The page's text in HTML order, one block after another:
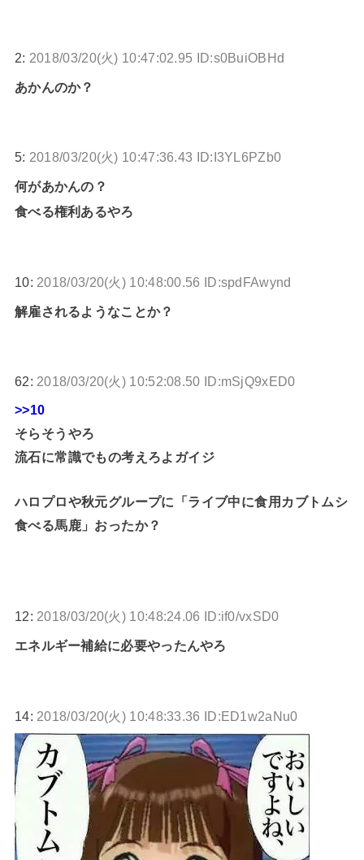
2: 2018/03/20(火) 10:47:02.95 ID:s0BuiOBHd
あかんのか？
5: 2018/03/20(火) 10:47:36.43 ID:I3YL6PZb0
何があかんの？
食べる権利あるやろ
10: 2018/03/20(火) 10:48:00.56 ID:spdFAwynd
解雇されるようなことか？
62: 2018/03/20(火) 10:52:08.50 ID:mSjQ9xED0
>>10
そらそうやろ
流石に常識でもの考えろよガイジ
ハロプロや秋元グループに「ライブ中に食用カブトムシ
食べる馬鹿」おったか？
12: 2018/03/20(火) 10:48:24.06 ID:if0/vxSD0
エネルギー補給に必要やったんやろ
14: 2018/03/20(火) 10:48:33.36 ID:ED1w2aNu0